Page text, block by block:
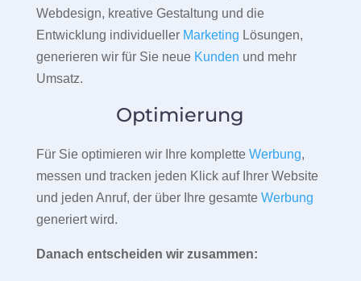
Webdesign, kreative Gestaltung und die
Entwicklung individueller Marketing Lösungen,
generieren wir für Sie neue Kunden und mehr
Umsatz.
Optimierung
Für Sie optimieren wir Ihre komplette Werbung,
messen und tracken jeden Klick auf Ihrer Website
und jeden Anruf, der über Ihre gesamte Werbung
generiert wird.
Danach entscheiden wir zusammen: